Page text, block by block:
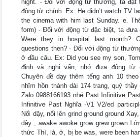
night. - Đối với động từ thường, ta đặt
động từ chính. Ex: He didn’t watch TV
the cinema with him last Sunday. e.
form) - Đối với động từ đặc biệt, ta đưa
Were they in hospital last month?
questions then? - Đối với động từ
ở đầu câu. Ex: Did you see my son,
định và nghi vấn, nhớ đưa động từ
Chuyên đề dạy thêm tếng anh 10
nhĩm hồn thành dài 174 trang, quý
Zalo 0988166193 nhé Past Infinitive
Infinitive Past Nghĩa -V1 V2/ed
Nổi dậy, nổi lên grind ground ground
dậy , awake awoke grow grew grown
thức Thì, là, ở, bị be was, were been